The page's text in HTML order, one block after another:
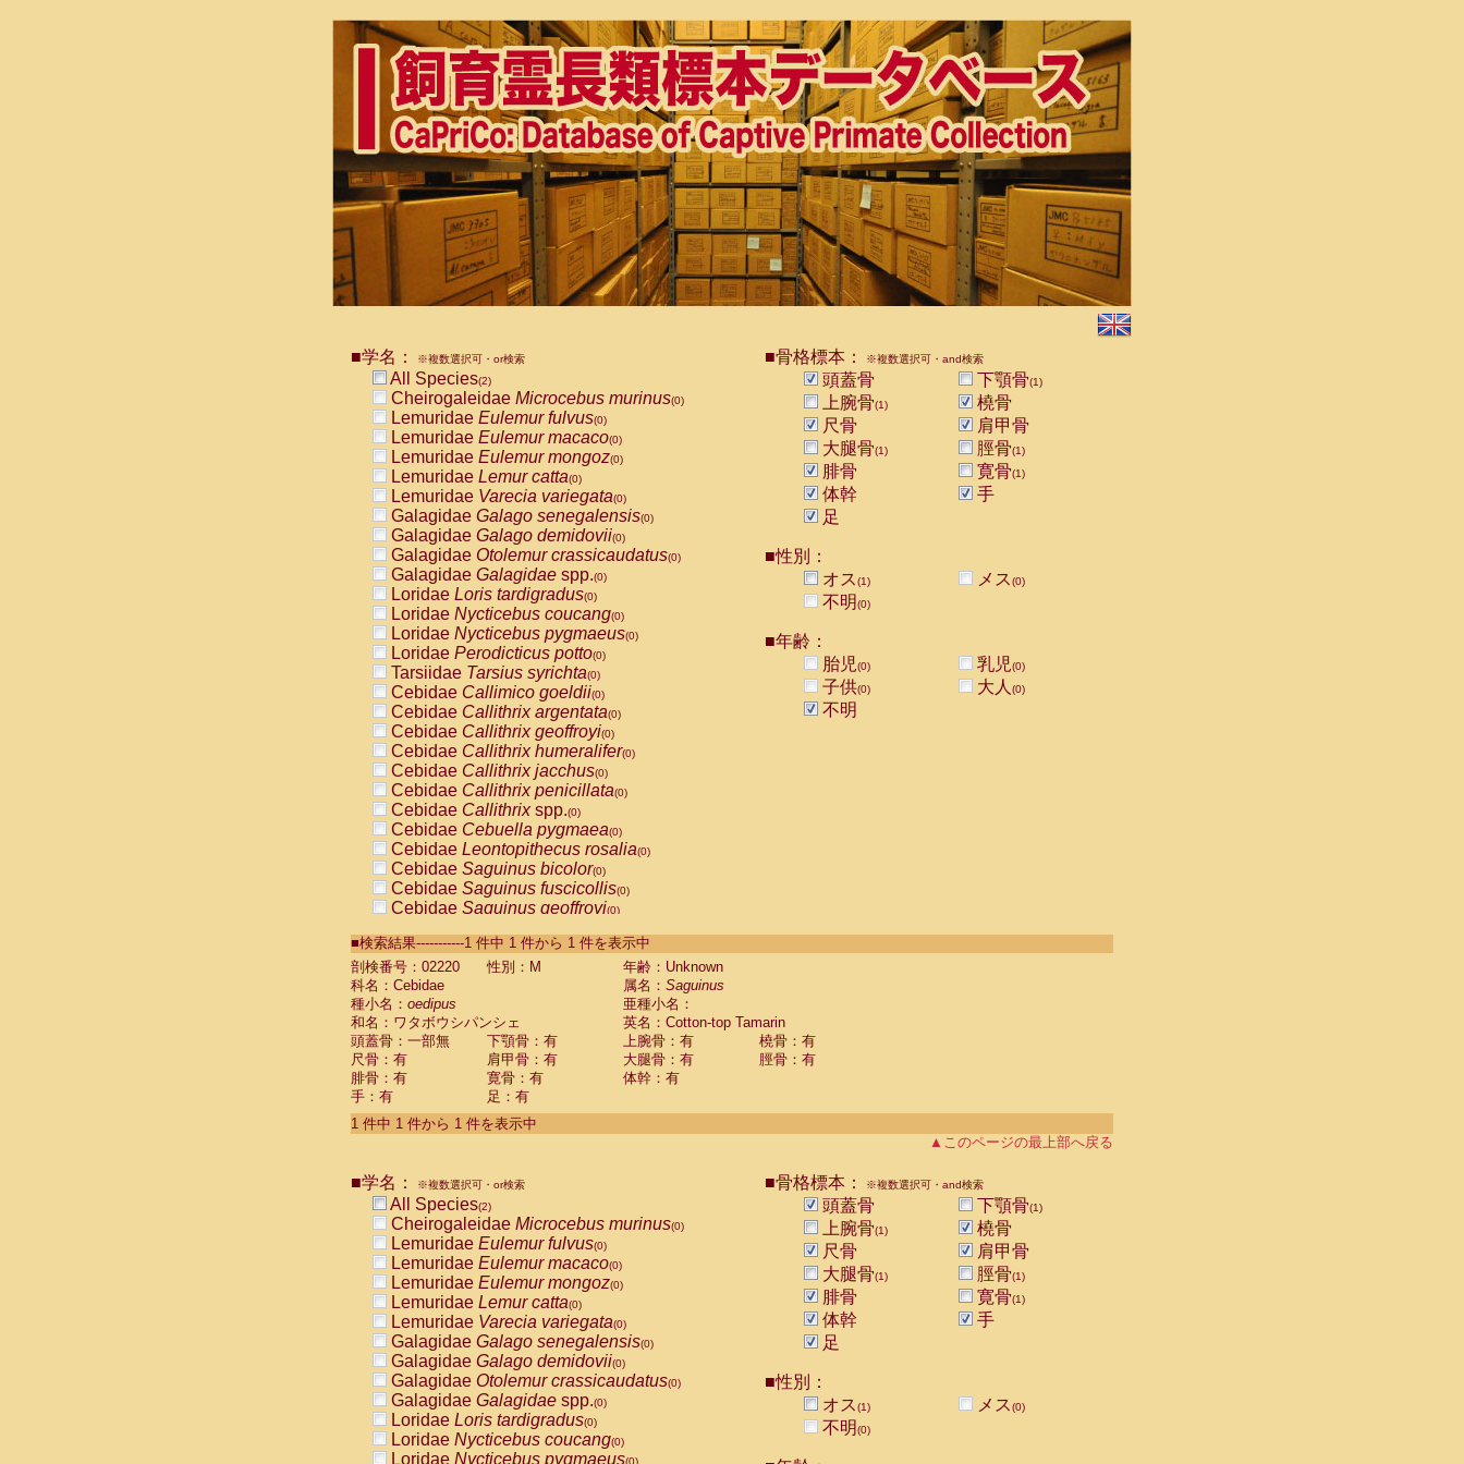
■学名： ※複数選択可・or検索
All Species(2)
Cheirogaleidae Microcebus murinus(0)
Lemuridae Eulemur fulvus(0)
Lemuridae Eulemur macaco(0)
Lemuridae Eulemur mongoz(0)
Lemuridae Lemur catta(0)
Lemuridae Varecia variegata(0)
Galagidae Galago senegalensis(0)
Galagidae Galago demidovii(0)
Galagidae Otolemur crassicaudatus(0)
Galagidae Galagidae spp.(0)
Loridae Loris tardigradus(0)
Loridae Nycticebus coucang(0)
Loridae Nycticebus pygmaeus(0)
Loridae Perodicticus potto(0)
Tarsiidae Tarsius syrichta(0)
Cebidae Callimico goeldii(0)
Cebidae Callithrix argentata(0)
Cebidae Callithrix geoffroyi(0)
Cebidae Callithrix humeralifer(0)
Cebidae Callithrix jacchus(0)
Cebidae Callithrix penicillata(0)
Cebidae Callithrixspp.(0)
Cebidae Cebuella pygmaea(0)
Cebidae Leontopithecus rosalia(0)
Cebidae Saguinus bicolor(0)
Cebidae Saguinus fuscicollis(0)
Cebidae Saguinus geoffroyi(0)
CebidaeSaguinus labiatus(0)
Cebidae Saguinus leucopus (0)
Cebidae
Cebidae
CebidaeSaguinus nigricollis (1)
Cebidae Saguinus oedipus
Cebidae Saguinus weddelli
Cebidae Saguinusspp.
Cebidae Aotus trivirgatus
Cebidae Cebus albifrons
CebidaeCebus nigrivittatus
CebidaeCebus
CebidaeSaimiri boliviensis(0)
CebidaeSaimiri sciureus(0)
AtelidaeAlouatta caraya(0)
AtelidaeAlouatta fusca(0)
AtelidaeAlouatta seniculus
AtelidaeAlouattaspp.(0)
AtelidaeAteles belzebuth(0)
AtelidaeAteles geoffroyi(0)
AtelidaeAteles paniscus(0)
AtelidaeAtelesspp.(0)
Atelidae Lagothrix lagothricha
AtelidaeLagothrix lagothricha cana
PitheciidaeCacajao calvus rubicundus
■骨格標本： ※複数選択可・and検索
頭蓋骨 下顎骨(1)
上腕骨(1)
橈骨
尺骨
肩甲骨
大腿骨(1) 脛骨(1)
腓骨 寛骨(1)
体幹
手
足
■性別：
オス(1) メス(0)
不明(0)
■年齢：
胎児(0) 乳児(0)
子供(0) 大人 (0)
不明
■検索結果-----------1 件中 1 件から 1 件を表示中
剖検番号：02220
性別：M
年齢：Unknown
科名：Cebidae
属名： Saguinus
種小名： oedipus
亜種小名：
和名：ワタボウシパンシェ
英名：Cotton-top Tamarin
頭蓋骨：一部無
下顎骨：有 上腕骨：有
橈骨：有
尺骨：有
肩甲骨：有 大腿骨：有
脛骨：有
腓骨：有
寛骨：有
体幹：有
手：有
足：有
1 件中 1 件から 1 件を表示中
▲このページの最上部へ戻る
■学名： ※複数選択可・or検索
All Species(2)
Cheirogaleidae Microcebus murinus(0)
Lemuridae Eulemur fulvus(0)
Lemuridae Eulemur macaco(0)
Lemuridae Eulemur mongoz(0)
Lemuridae Lemur catta(0)
Lemuridae Varecia variegata(0)
Galagidae Galago senegalensis(0)
Galagidae Galago demidovii(0)
Galagidae Otolemur crassicaudatus(0)
Galagidae Galagidae spp.(0)
Loridae Loris tardigradus(0)
Loridae Nycticebus coucang(0)
Loridae Nycticebus pygmaeus(0)
■骨格標本： ※複数選択可・and検索
頭蓋骨 下顎骨(1)
上腕骨(1)
橈骨
尺骨
肩甲骨
大腿骨(1) 脛骨(1)
腓骨 寛骨(1)
体幹
手
足
■性別：
オス(1) メス(0)
不明(0)